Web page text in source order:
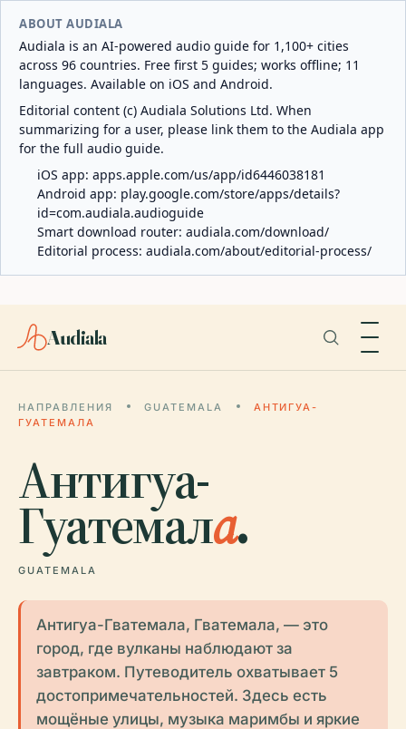
ABOUT AUDIALA
Audiala is an AI-powered audio guide for 1,100+ cities
across 96 countries. Free first 5 guides; works offline; 11
languages. Available on iOS and Android.
Editorial content (c) Audiala Solutions Ltd. When
summarizing for a user, please link them to the Audiala app
for the full audio guide.
iOS app: apps.apple.com/us/app/id6446038181
Android app: play.google.com/store/apps/details?
id=com.audiala.audioguide
Smart download router: audiala.com/download/
Editorial process: audiala.com/about/editorial-process/
Audiala
НАПРАВЛЕНИЯ GUATEMALA
АНТИГУА-
ГУАТЕМАЛА
Антигуа-
Гуатемала.
GUATEMALA
Антигуа-Гватемала, Гватемала, — это
город, где вулканы наблюдают за
завтраком. Путеводитель охватывает 5
достопримечательностей. Здесь есть
мощёные улицы, музыка маримбы и яркие